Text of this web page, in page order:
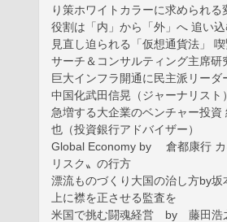
り策ホワイトカラーに求められ
役割は「内」から「外」へ 追い
見直し迫られる「仮想通貨法」
サーチ＆コンサルティング主席研
巨大インフラ開通に民主派リー
中国化武田信晃（ジャーナリスト）
急増する大企業のベンチャー投
也（投資銀行アドバイザー）
Global Economy by 倉都康行 カ
リスク〟の行方
漂流ものづくり大国の治し方by
上に襟を正させる監査を
米国で挑む闘魂経営 by 藤田浩